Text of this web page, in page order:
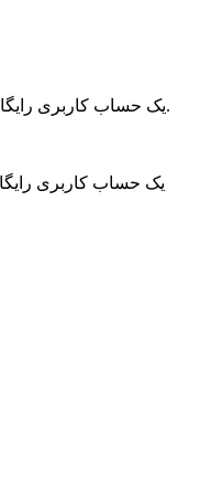
یک حساب کاربری رایگان برای ذخیره آیتم‌های محبوب ایجاد کنید.
یک حساب کاربری